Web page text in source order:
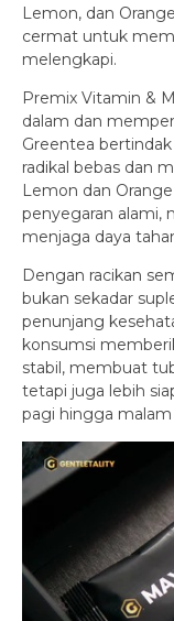
Lemon, dan
cermat untuk
melengkapi.
Premix Vitamin &
dalam dan
Greentea
radikal bebas dan
Lemon dan
penyegaran alami,
menjaga daya
Dengan racikan
bukan sekadar
penunjang
konsumsi
stabil, membuat
tetapi juga lebih
pagi hingga malam